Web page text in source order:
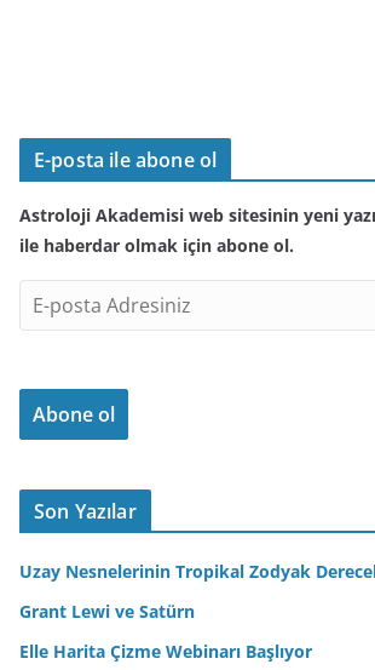
E-posta ile abone ol
Astroloji Akademisi web sitesinin yeni
ile haberdar olmak için abone ol.
-
o
t
d
r
i
Abone ol
Son Yazılar
Uzay Nesnelerinin Tropikal Zodyak
Grant Lewi ve Satürn
Elle Harita Çizme Webinarı Başlıyor